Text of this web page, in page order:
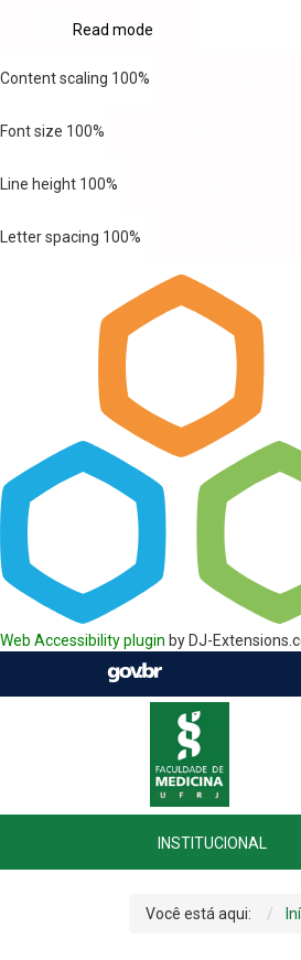
Read mode
Content scaling 100%
Font size 100%
Line height 100%
Letter spacing 100%
Web Accessibility plugin by DJ-
INSTITUCIONAL
Você está aqui: